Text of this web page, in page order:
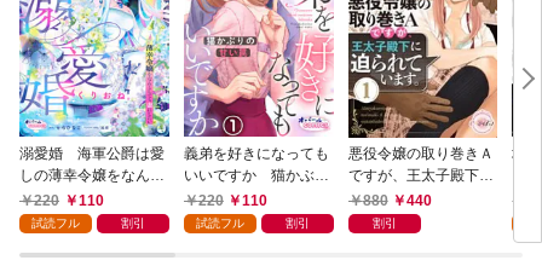
溺愛婚 海軍公爵は愛
しの薄幸令嬢をなんと
しても妻にしたい１
220 110
試読フル 割引
義弟を好きになっても
いいですか 猫かぶり
の甘い罠１
220 110
試読フル 割引
悪役令嬢の取り巻きＡ
ですが、王太子殿下に
迫られています。①
880 440
割引
壊
～１